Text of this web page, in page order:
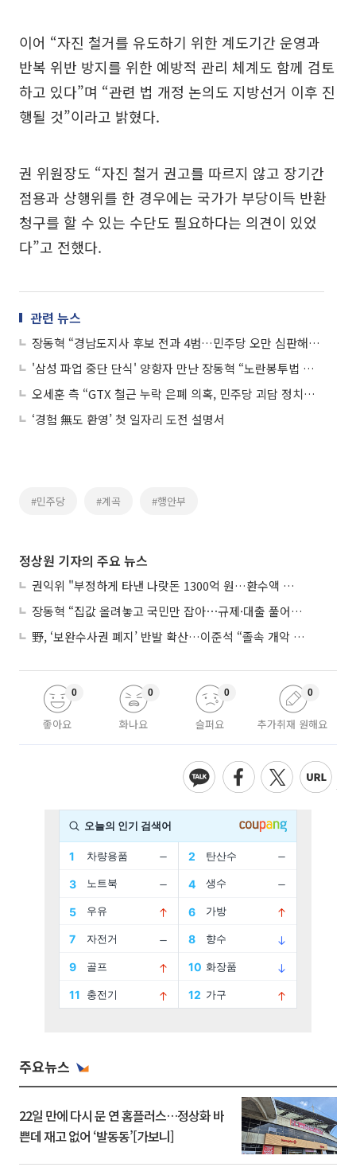
이어 “자진 철거를 유도하기 위한 계도기간 운영과
반복 위반 방지를 위한 예방적 관리 체계도 함께 검토
하고 있다”며 “관련 법 개정 논의도 지방선거 이후 진
행될 것”이라고 밝혔다.
권 위원장도 “자진 철거 권고를 따르지 않고 장기간
점용과 상행위를 한 경우에는 국가가 부당이득 반환
청구를 할 수 있는 수단도 필요하다는 의견이 있었
다”고 전했다.
관련 뉴스
장동혁 “경남도지사 후보 전과 4범…민주당 오만 심판해야”
'삼성 파업 중단 단식' 양향자 만난 장동혁 “노란봉투법 통과시킨 민주당이 해결해야“
오세훈 측 “GTX 철근 누락 은폐 의혹, 민주당 괴담 정치⋯즉각 중단하라”
‘경험 無도 환영’ 첫 일자리 도전 설명서
#민주당 #계곡 #행안부
정상원 기자의 주요 뉴스
권익위 "부정하게 타낸 나랏돈 1300억 원…환수액 역대 최대"
장동혁 “집값 올려놓고 국민만 잡아⋯규제·대출 풀어야”
野, ‘보완수사권 폐지’ 반발 확산…이준석 “졸속 개악 입법”
좋아요
0
화나요
0
슬퍼요
0
추가취재 원해요
0
주요뉴스
22일 만에 다시 문 연 홈플러스…정상화 바
쁜데 재고 없어 ‘발동동’[가보니]